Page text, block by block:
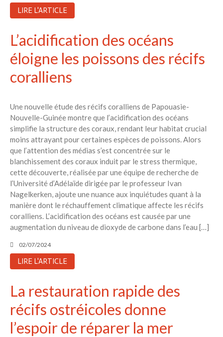
LIRE L'ARTICLE
L’acidification des océans
éloigne les poissons des récifs
coralliens
Une nouvelle étude des récifs coralliens de Papouasie-
Nouvelle-Guinée montre que l’acidification des océans
simplifie la structure des coraux, rendant leur habitat crucial
moins attrayant pour certaines espèces de poissons. Alors
que l’attention des médias s’est concentrée sur le
blanchissement des coraux induit par le stress thermique,
cette découverte, réalisée par une équipe de recherche de
l’Université d’Adélaïde dirigée par le professeur Ivan
Nagelkerken, ajoute une nuance aux inquiétudes quant à la
manière dont le réchauffement climatique affecte les récifs
coralliens. L’acidification des océans est causée par une
augmentation du niveau de dioxyde de carbone dans l’eau […]
02/07/2024
LIRE L'ARTICLE
La restauration rapide des
récifs ostréicoles donne
l’espoir de réparer la mer